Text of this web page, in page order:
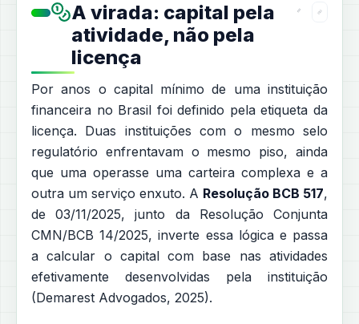
A virada: capital pela
atividade, não pela
licença
Por anos o capital mínimo de uma instituição
financeira no Brasil foi definido pela etiqueta da
licença. Duas instituições com o mesmo selo
regulatório enfrentavam o mesmo piso, ainda
que uma operasse uma carteira complexa e a
outra um serviço enxuto. A Resolução BCB 517,
de 03/11/2025, junto da Resolução Conjunta
CMN/BCB 14/2025, inverte essa lógica e passa
a calcular o capital com base nas atividades
efetivamente desenvolvidas pela instituição
(Demarest Advogados, 2025).